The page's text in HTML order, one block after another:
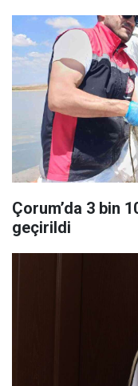
Çorum’da 3 bin
geçirildi